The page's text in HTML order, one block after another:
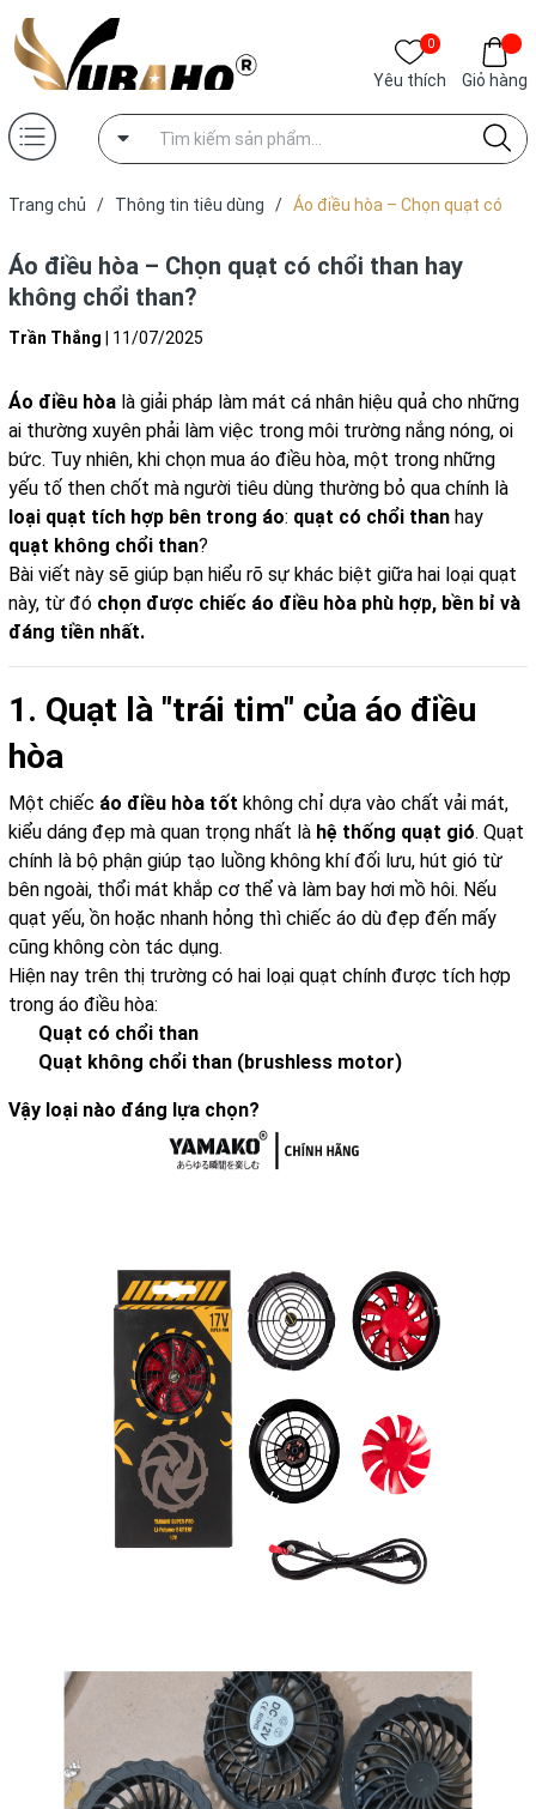
0
Yêu thích Giỏ hàng
Trang chủ / Thông tin tiêu dùng / Áo điều hòa – Chọn quạt có
Áo điều hòa – Chọn quạt có chổi than hay
không chổi than?
Trần Thắng 11/07/2025
Áo điều hòa là giải pháp làm mát cá nhân hiệu quả cho những
ai thường xuyên phải làm việc trong môi trường nắng nóng, oi
bức. Tuy nhiên, khi chọn mua áo điều hòa, một trong những
yếu tố then chốt mà người tiêu dùng thường bỏ qua chính là
loại quạt tích hợp bên trong áo: quạt có chổi than hay
quạt không chổi than?
Bài viết này sẽ giúp bạn hiểu rõ sự khác biệt giữa hai loại quạt
này, từ đó chọn được chiếc áo điều hòa phù hợp, bền bỉ và
đáng tiền nhất.
1. Quạt là "trái tim" của áo điều
hòa
Một chiếc áo điều hòa tốt không chỉ dựa vào chất vải mát,
kiểu dáng đẹp mà quan trọng nhất là hệ thống quạt gió. Quạt
chính là bộ phận giúp tạo luồng không khí đối lưu, hút gió từ
bên ngoài, thổi mát khắp cơ thể và làm bay hơi mồ hôi. Nếu
quạt yếu, ồn hoặc nhanh hỏng thì chiếc áo dù đẹp đến mấy
cũng không còn tác dụng.
Hiện nay trên thị trường có hai loại quạt chính được tích hợp
trong áo điều hòa:
Quạt có chổi than
Quạt không chổi than (brushless motor)
Vậy loại nào đáng lựa chọn?